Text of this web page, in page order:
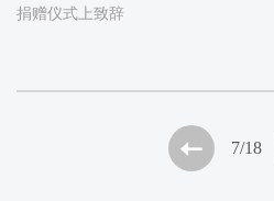
捐赠仪式上致辞
7/18